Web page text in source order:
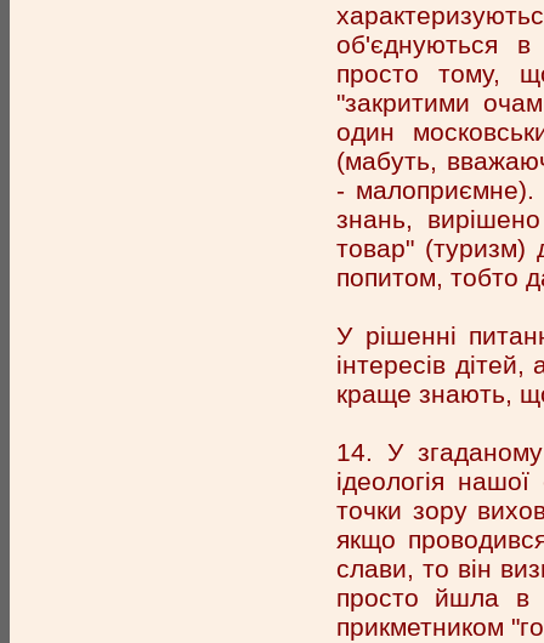
об'єднуються в
просто тому,
"закритими
один
(мабуть,
- малоприємне).
знань,
товар" (туризм)
попитом, тобто
У рішенні
інтересів дітей,
краще знають,
14. У згаданому
ідеологія
точки зору
якщо
слави, то він
просто йшла в
прикметником